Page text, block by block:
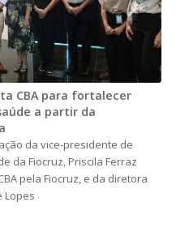
CBA para fortalecer
a partir da
da vice-presidente de
da Fiocruz, Priscila Ferraz
pela Fiocruz, e da diretora
Lopes